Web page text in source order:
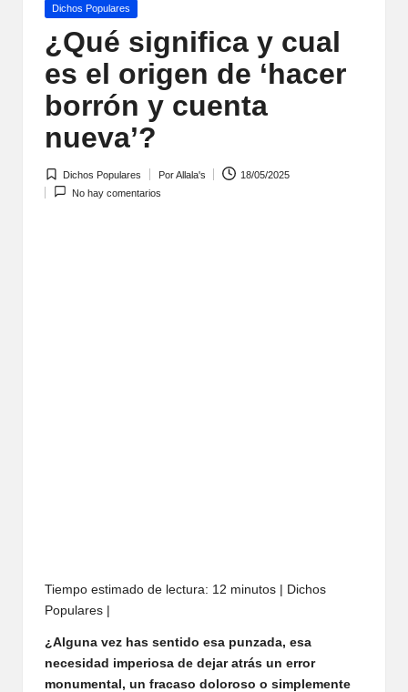
Publicada
Dichos Populares
¿Qué significa y cual
es el origen de ‘hacer
borrón y cuenta
nueva’?
Publicada
en
Dichos Populares PorAllala's
18/05/2025
No hay comentarios
Tiempo estimado de lectura: 12 minutos | Dichos
Populares |
¿Alguna vez has sentido esa punzada, esa
necesidad imperiosa de dejar atrás un error
monumental, un fracaso doloroso o simplemente